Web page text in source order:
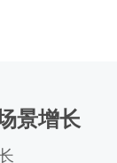
景增长